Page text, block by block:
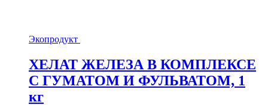
Экопродукт
ХЕЛАТ ЖЕЛЕЗА В КОМПЛЕКСЕ
С ГУМАТОМ И ФУЛЬВАТОМ, 1
кг